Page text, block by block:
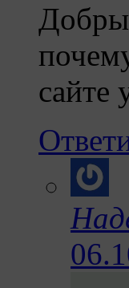
сайте